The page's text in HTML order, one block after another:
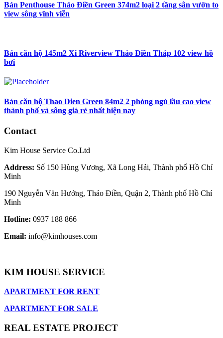
Bán Penthouse Thảo Điền Green 374m2 loại 2 tầng sân vườn to
view sông vĩnh viễn
Bán căn hộ 145m2 Xi Riverview Thảo Điền Tháp 102 view hồ
bơi
Bán căn hộ Thao Dien Green 84m2 2 phòng ngủ lầu cao view
thành phố và sông giá rẻ nhất hiện nay
Contact
Kim House Service Co.Ltd
Address: Số 150 Hùng Vương, Xã Long Hải, Thành phố Hồ Chí
Minh
190 Nguyễn Văn Hưởng, Thảo Điền, Quận 2, Thành phố Hồ Chí
Minh
Hotline: 0937 188 866
Email: info@kimhouses.com
KIM HOUSE SERVICE
APARTMENT FOR RENT
APARTMENT FOR SALE
REAL ESTATE PROJECT